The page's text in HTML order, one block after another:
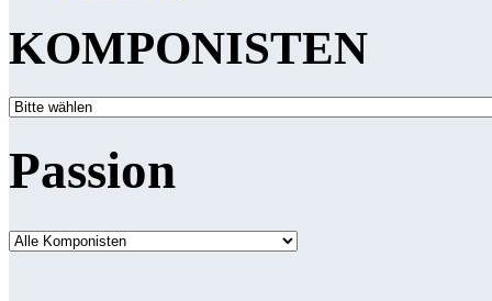
KOMPONISTEN
Passion